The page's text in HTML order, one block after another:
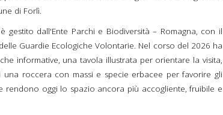
di Forlì.
dall'Ente Parchi e Biodiversità – Romagna, con il
Guardie Ecologiche Volontarie. Nel corso del 2026 ha
informative, una tavola illustrata per orientare la visita,
roccera con massi e specie erbacee per favorire gli
rendono oggi lo spazio ancora più accogliente, fruibile e